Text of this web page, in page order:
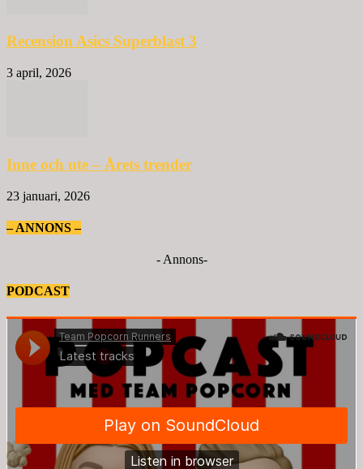
Recension Asics Superblast 3
3 april, 2026
Inne och ute – Årets trender
23 januari, 2026
– ANNONS –
- Annons-
PODCAST